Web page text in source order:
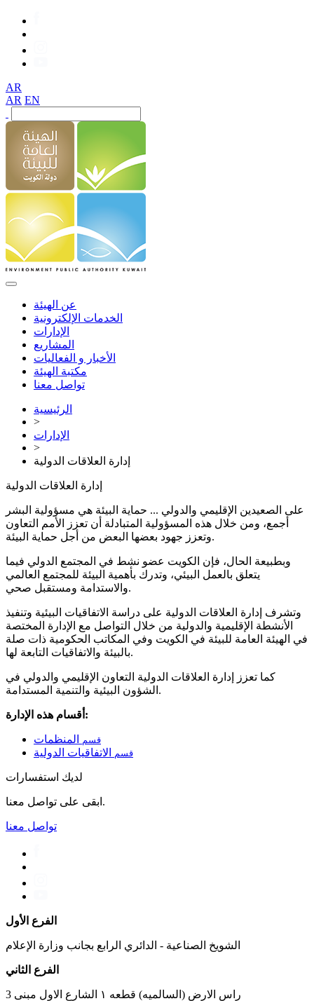
AR
AR EN
عن الهيئة
الخدمات الإلكترونية
الإدارات
المشاريع
الأخبار و الفعاليات
مكتبة الهيئة
تواصل معنا
الرئيسية
>
الإدارات
>
إدارة العلاقات الدولية
إدارة العلاقات الدولية
على الصعيدين الإقليمي والدولي ... حماية البيئة هي مسؤولية البشر
أجمع، ومن خلال هذه المسؤولية المتبادلة أن تعزز الأمم التعاون
وتعزز جهود بعضها البعض من أجل حماية البيئة.
وبطبيعة الحال، فإن الكويت عضو نشط في المجتمع الدولي فيما
يتعلق بالعمل البيئي، وتدرك بأهمية البيئة للمجتمع العالمي
والاستدامة ومستقبل صحي.
وتشرف إدارة العلاقات الدولية على دراسة الاتفاقيات البيئية وتنفيذ
الأنشطة الإقليمية والدولية من خلال التواصل مع الإدارة المختصة
في الهيئة العامة للبيئة في الكويت وفي المكاتب الحكومية ذات صلة
بالبيئة والاتفاقيات التابعة لها.
كما تعزز إدارة العلاقات الدولية التعاون الإقليمي والدولي في
الشؤون البيئية والتنمية المستدامة.
أقسام هذه الإدارة:
قسم المنظمات
قسم الاتفاقيات الدولية
لديك استفسارات
ابقى على تواصل معنا.
تواصل معنا
الفرع الأول
الشويخ الصناعية - الدائري الرابع بجانب وزارة الإعلام
الفرع الثاني
راس الارض (السالميه) قطعه ١ الشارع الاول مبنى 3